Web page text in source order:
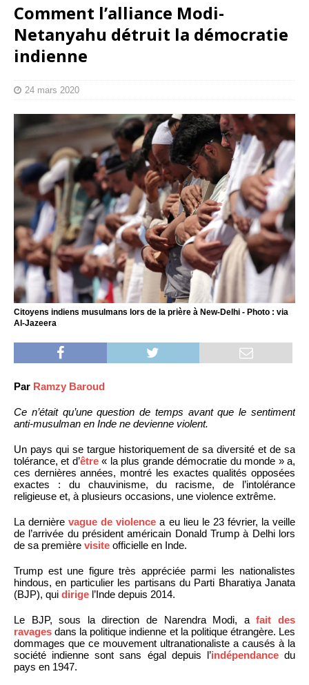
Comment l’alliance Modi-
Netanyahu détruit la démocratie
indienne
24 mars 2020
Citoyens indiens musulmans lors de la prière à New-Delhi - Photo : via
Al-Jazeera
Par Ramzy Baroud
Ce n’était qu’une question de temps avant que le sentiment
anti-musulman en Inde ne devienne violent.
Un pays qui se targue historiquement de sa diversité et de sa
tolérance, et d’être« la plus grande démocratie du monde » a,
ces dernières années, montré les exactes qualités opposées
exactes : du chauvinisme, du racisme, de l’intolérance
religieuse et, à plusieurs occasions, une violence extrême.
La dernièrevague de violence a eu lieu le 23 février, la veille
de l’arrivée du président américain Donald Trump à Delhi lors
de sa première visite officielle en Inde.
Trump est une figure très appréciée parmi les nationalistes
hindous, en particulier les partisans du Parti Bharatiya Janata
(BJP), qui dirige l’Inde depuis 2014.
Le BJP, sous la direction de Narendra Modi, afait des
ravages dans la politique indienne et la politique étrangère. Les
dommages que ce mouvement ultranationaliste a causés à la
société indienne sont sans égal depuis l’indépendancedu
pays en 1947.